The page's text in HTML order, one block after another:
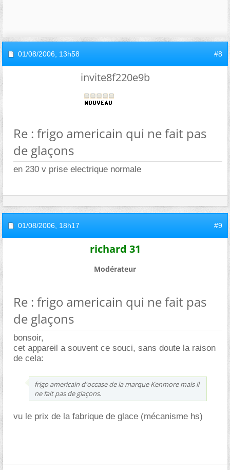
01/08/2006, 13h58 #8
invite8f220e9b
Re : frigo americain qui ne fait pas
de glaçons
en 230 v prise electrique normale
01/08/2006, 18h17 #9
richard 31
Modérateur
Re : frigo americain qui ne fait pas
de glaçons
bonsoir,
cet appareil a souvent ce souci, sans doute la raison
de cela:
frigo americain d'occase de la marque Kenmore mais il
ne fait pas de glaçons.
vu le prix de la fabrique de glace (mécanisme hs)